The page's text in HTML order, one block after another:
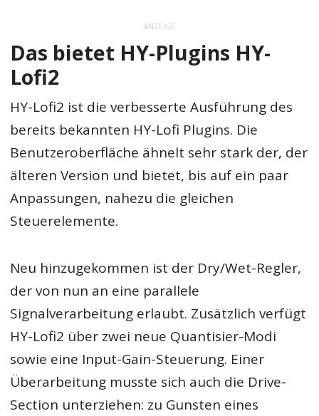
ANZEIGE
Das bietet HY-Plugins HY-
Lofi2
HY-Lofi2 ist die verbesserte Ausführung des
bereits bekannten HY-Lofi Plugins. Die
Benutzeroberfläche ähnelt sehr stark der, der
älteren Version und bietet, bis auf ein paar
Anpassungen, nahezu die gleichen
Steuerelemente.
Neu hinzugekommen ist der Dry/Wet-Regler,
der von nun an eine parallele
Signalverarbeitung erlaubt. Zusätzlich verfügt
HY-Lofi2 über zwei neue Quantisier-Modi
sowie eine Input-Gain-Steuerung. Einer
Überarbeitung musste sich auch die Drive-
Section unterziehen: zu Gunsten eines